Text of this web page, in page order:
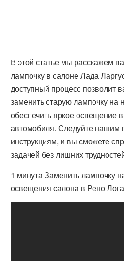
В этой статье мы расскажем
лампочку в салоне Лада
доступный процесс позволит
заменить старую лампочку на
обеспечить яркое освещение
автомобиля. Следуйте нашим
инструкциям, и вы сможете
задачей без лишних
1 минута Заменить лампочку
освещения салона в Рено